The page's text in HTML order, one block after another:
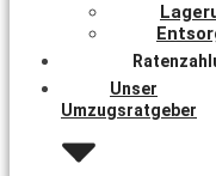
Unser
Umzugsratgeber